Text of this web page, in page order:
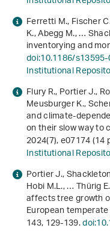
Ferretti M., Fischer
K., Abegg M., …
inventorying and
doi:10.1186/
Institutional
Flury R., Portier J.,
Meusburger K.,
and
on their slow way to
2024(7), e07174 (14
Institutional
Portier J.,
Hobi M.L., … Thürig
affects tree growth
European
143, 129-139.